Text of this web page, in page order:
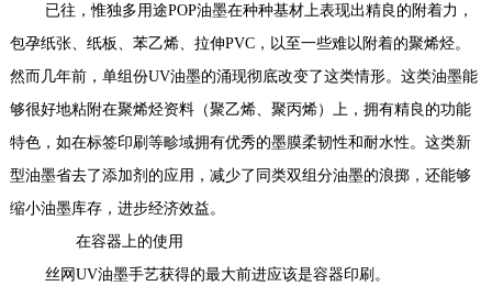
已往，惟独多用途POP油墨在种种基材上表现出精良的附着力，
包孕纸张、纸板、苯乙烯、拉伸PVC，以至一些难以附着的聚烯烃。
然而几年前，单组份UV油墨的涌现彻底改变了这类情形。这类油墨能
够很好地粘附在聚烯烃资料（聚乙烯、聚丙烯）上，拥有精良的功能
特色，如在标签印刷等畛域拥有优秀的墨膜柔韧性和耐水性。这类新
型油墨省去了添加剂的应用，减少了同类双组分油墨的浪掷，还能够
缩小油墨库存，进步经济效益。
在容器上的使用
丝网UV油墨手艺获得的最大前进应该是容器印刷。